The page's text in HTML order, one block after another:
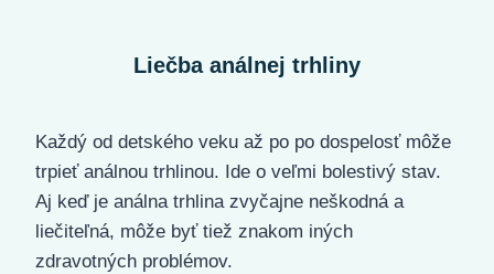
Liečba análnej trhliny
Každý od detského veku až po po dospelosť môže
trpieť análnou trhlinou. Ide o veľmi bolestivý stav.
Aj keď je análna trhlina zvyčajne neškodná a
liečiteľná, môže byť tiež znakom iných
zdravotných problémov.